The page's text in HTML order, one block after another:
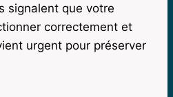
signalent que votre
correctement et
urgent pour préserver